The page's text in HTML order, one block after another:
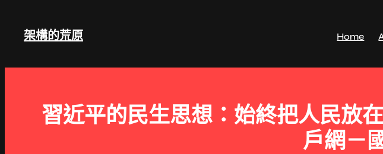
架構的荒原 Home
習近平的民生思想：始終把人民放
戶網－